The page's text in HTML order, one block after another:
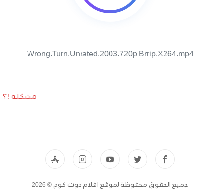
Wrong.Turn.Unrated.2003.720p.Brrip.X264.mp4
مشكلة !؟
جميع الحقوق محفوظة لموقع افلام دوت كوم © 2026